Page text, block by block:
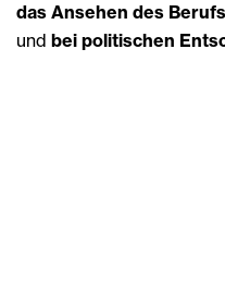
das Ansehen des
und bei politischen